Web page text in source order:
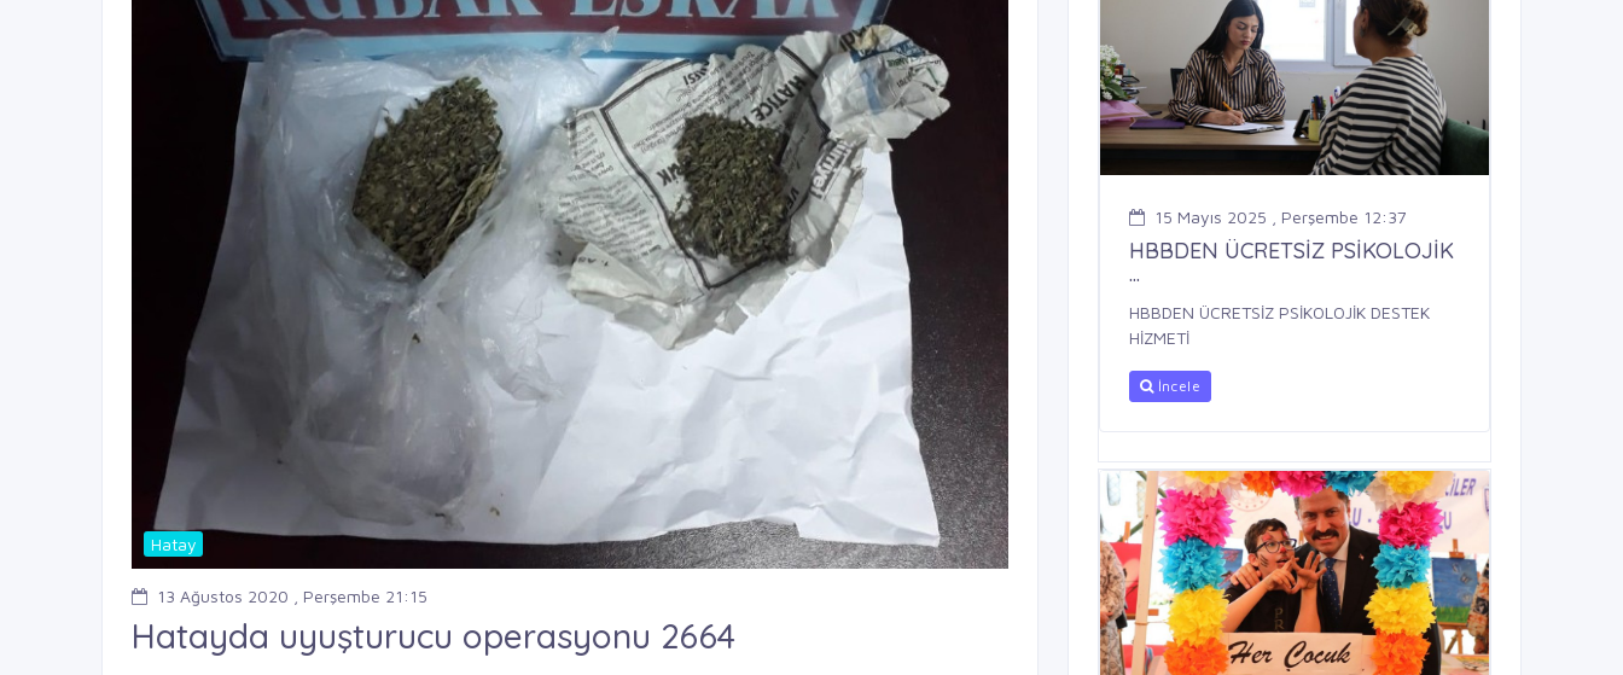
Hatay
13 Ağustos 2020 , Perşembe 21:15
Hatayda uyuşturucu operasyonu 2664
15 Mayıs 2025 , Perşembe 12:37
HBBDEN ÜCRETSİZ PSİKOLOJİK
...
HBBDEN ÜCRETSİZ PSİKOLOJİK DESTEK
HİZMETİ
İncele